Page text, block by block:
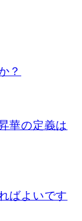
？
華の定義は
ばよいです